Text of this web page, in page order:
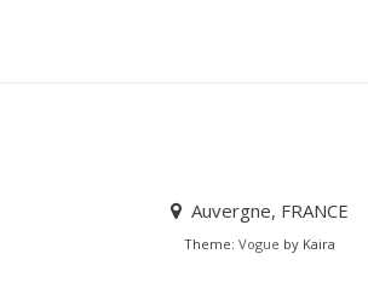
Auvergne, FRANCE
Theme: Vogue by Kaira